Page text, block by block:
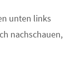
unten links
nachschauen,